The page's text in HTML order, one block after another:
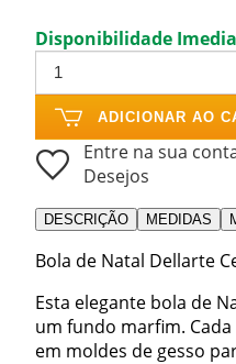
Disponibilidade
ADICIONAR AO
Entre na sua
Desejos
DESCRIÇÃO MEDIDAS
Bola de Natal Dellarte
Esta elegante bola de
um fundo marfim.
em moldes de gesso